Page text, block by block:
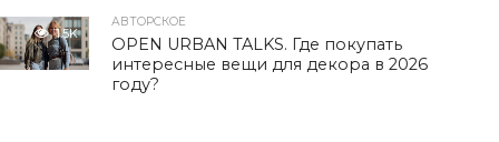
1.5K
АВТОРСКОЕ
OPEN URBAN TALKS. Где покупать
интересные вещи для декора в 2026
году?